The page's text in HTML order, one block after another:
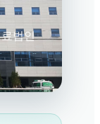
료법인